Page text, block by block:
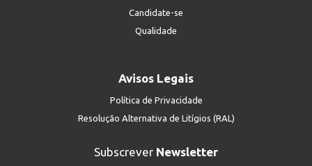
Candidate-se
Qualidade
Avisos Legais
Política de Privacidade
Resolução Alternativa de Litígios (RAL)
Subscrever Newsletter